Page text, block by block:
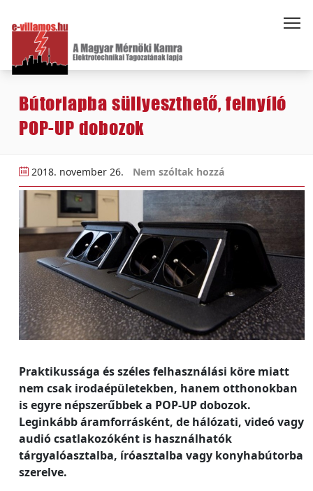
Bútorlapba süllyeszthető, felnyíló
POP-UP dobozok
2018. november 26. Nem szóltak hozzá
Praktikussága és széles felhasználási köre miatt
nem csak irodaépületekben, hanem otthonokban
is egyre népszerűbbek a POP-UP dobozok.
Leginkább áramforrásként, de hálózati, videó vagy
audió csatlakozóként is használhatók
tárgyalóasztalba, íróasztalba vagy konyhabútorba
szerelve.